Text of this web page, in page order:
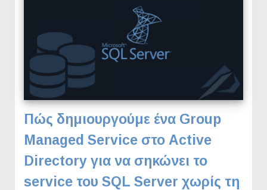
Πώς δημιουργούμε ένα Group
Managed Service στο Active
Directory για να σηκώνει το
service του SQL Server χωρίς τη